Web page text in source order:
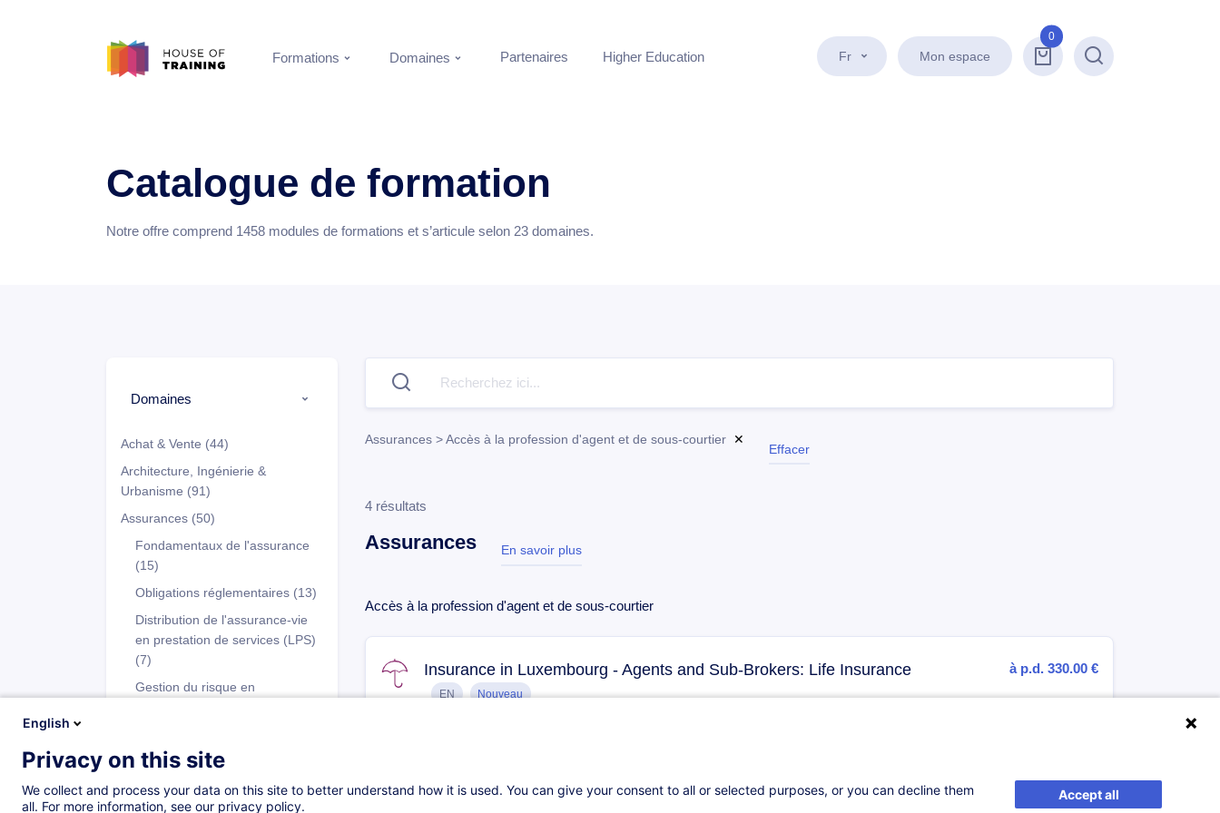
Fr Mon espace
0
Recherche
Formations Domaines Partenaires Higher Education
Catalogue de formation
Notre offre comprend 1458 modules de formations et s’articule selon 23 domaines.
Domaines
Achat & Vente (44)
Architecture, Ingénierie &
Urbanisme (91)
Assurances (50)
Fondamentaux de l'assurance
(15)
Obligations réglementaires (13)
Distribution de l'assurance-vie
en prestation de services (LPS)
(7)
Gestion du risque en
Finance digitale
Accès à la profession d'agent et
de sous-courtier (4)
Programmes
Assurances > Accès à la profession d'agent et de sous-courtier ✕
Effacer
4 résultats
Assurances En savoir plus
test
Accès à la profession d'agent et de sous-courtier
Insurance in Luxembourg - Agents and Sub-Brokers: Life Insurance
EN Nouveau
à p.d. 330.00 €
English
Privacy on this site
We collect and process your data on this site to better understand how it is used. You can give your consent to all or selected purposes, or you can decline them
all. For more information, see our privacy policy.
Accept all